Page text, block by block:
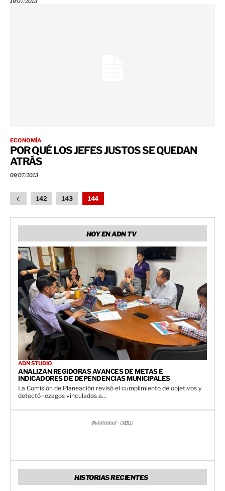
19/07/2013
ECONOMÍA
POR QUÉ LOS JEFES JUSTOS SE QUEDAN
ATRÁS
09/07/2013
142 143 144
HOY EN ADN TV
ADN STUDIO
ANALIZAN REGIDORAS AVANCES DE METAS E
INDICADORES DE DEPENDENCIAS MUNICIPALES
La Comisión de Planeación revisó el cumplimiento de objetivos y
detectó rezagos vinculados a...
Publicidad - (MR1)
HISTORIAS RECIENTES